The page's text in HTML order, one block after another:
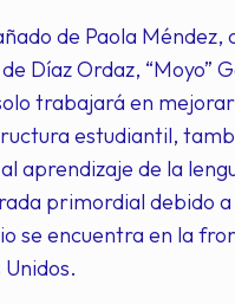
de Paola Méndez,
Díaz Ordaz, “Moyo”
trabajará en
estudiantil,
aprendizaje de la
primordial debido a
se encuentra en la